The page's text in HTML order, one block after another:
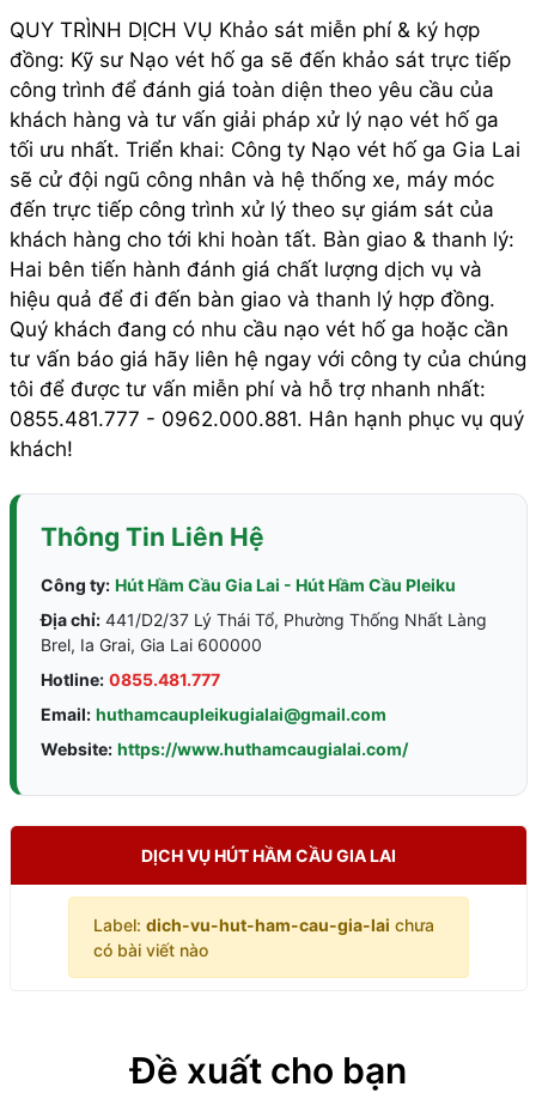
QUY TRÌNH DỊCH VỤ Khảo sát miễn phí & ký hợp
đồng: Kỹ sư Nạo vét hố ga sẽ đến khảo sát trực tiếp
công trình để đánh giá toàn diện theo yêu cầu của
khách hàng và tư vấn giải pháp xử lý nạo vét hố ga
tối ưu nhất. Triển khai: Công ty Nạo vét hố ga Gia Lai
sẽ cử đội ngũ công nhân và hệ thống xe, máy móc
đến trực tiếp công trình xử lý theo sự giám sát của
khách hàng cho tới khi hoàn tất. Bàn giao & thanh lý:
Hai bên tiến hành đánh giá chất lượng dịch vụ và
hiệu quả để đi đến bàn giao và thanh lý hợp đồng.
Quý khách đang có nhu cầu nạo vét hố ga hoặc cần
tư vấn báo giá hãy liên hệ ngay với công ty của chúng
tôi để được tư vấn miễn phí và hỗ trợ nhanh nhất:
0855.481.777 - 0962.000.881. Hân hạnh phục vụ quý
khách!
Thông Tin Liên Hệ
Công ty: Hút Hầm Cầu Gia Lai - Hút Hầm Cầu Pleiku
Địa chỉ:441/D2/37 Lý Thái Tổ, Phường Thống Nhất Làng
Brel, Ia Grai, Gia Lai 600000
Hotline: 0855.481.777
Email: huthamcaupleikugialai@gmail.com
Website: https://www.huthamcaugialai.com/
DỊCH VỤ HÚT HẦM CẦU GIA LAI
Label: dich-vu-hut-ham-cau-gia-lai chưa
có bài viết nào
Đề xuất cho bạn